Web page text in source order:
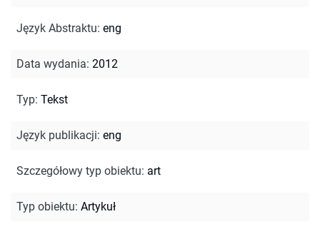
Język Abstraktu: eng
Data wydania: 2012
Typ: Tekst
Język publikacji: eng
Szczegółowy typ obiektu: art
Typ obiektu: Artykuł